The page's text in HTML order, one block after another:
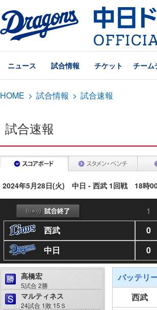
ニュース 試合情報 チケット チーム
HOME > 試合情報 > 試合速報
試合速報
2024年5月28日(火) 中日 - 西武 1回戦 18時
1
西武
0
中日
0
高橋宏
5試合 2勝
マルティネス
24試合 1敗 15Ｓ
バッテリ
西武